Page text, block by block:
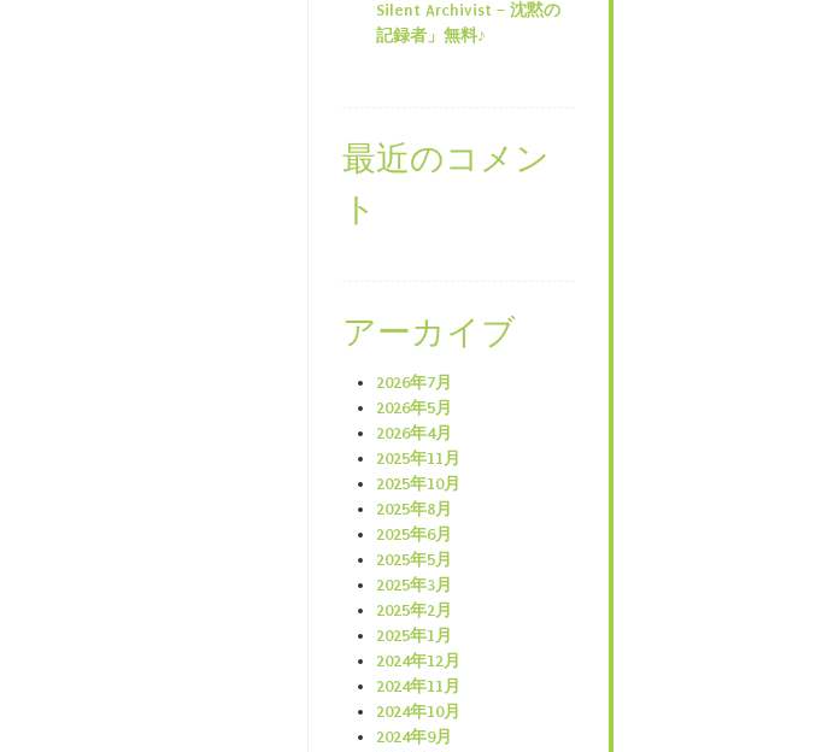
Silent Archivist – 沈黙の
記録者」無料♪
最近のコメン
ト
アーカイブ
2026年7月
2026年5月
2026年4月
2025年11月
2025年10月
2025年8月
2025年6月
2025年5月
2025年3月
2025年2月
2025年1月
2024年12月
2024年11月
2024年10月
2024年9月